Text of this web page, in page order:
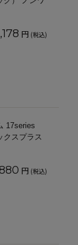
円 (税込)
17series
クスプラス
円 (税込)